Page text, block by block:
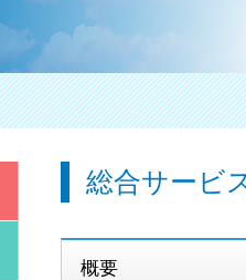
総合サービ
概要